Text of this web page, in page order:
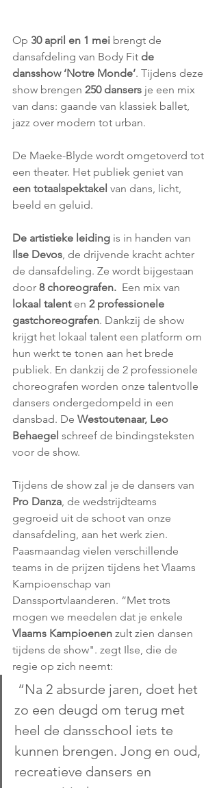
Op 30 april en 1 mei brengt de
dansafdeling van Body Fit de
dansshow ‘Notre Monde’. Tijdens deze
show brengen 250 dansers je een mix
van dans: gaande van klassiek ballet,
jazz over modern tot urban.
De Maeke-Blyde wordt omgetoverd tot
een theater. Het publiek geniet van
een totaalspektakel van dans, licht,
beeld en geluid.
De artistieke leiding is in handen van
Ilse Devos , de drijvende kracht achter
de dansafdeling. Ze wordt bijgestaan
door 8 choreografen.
  Een mix van
lokaal talent en 2 professionele
gastchoreografen. Dankzij de show
krijgt het lokaal talent een platform om
hun werkt te tonen aan het brede
publiek. En dankzij de 2 professionele
choreografen worden onze talentvolle
dansers ondergedompeld in een
dansbad. De Westoutenaar, Leo
Behaegel schreef de bindingsteksten
voor de show.
Tijdens de show zal je de dansers van
Pro Danza , de wedstrijdteams
gegroeid uit de schoot van onze
dansafdeling, aan het werk zien.
Paasmaandag vielen verschillende
teams in de prijzen tijdens het Vlaams
Kampioenschap van
Danssportvlaanderen. “Met trots
mogen we meedelen dat je enkele
Vlaams Kampioenen zult zien dansen
tijdens de show". zegt Ilse, die de
regie op zich neemt:
zo een deugd om terug met
heel de dansschool iets te
kunnen brengen. Jong en oud,
recreatieve dansers en